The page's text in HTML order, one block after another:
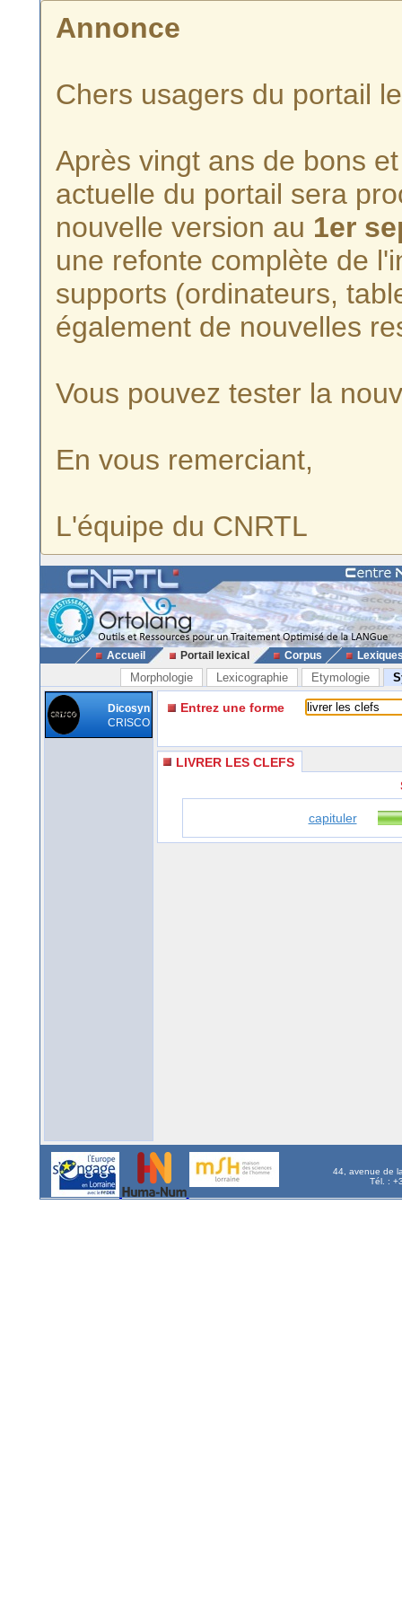
Annonce
Chers usagers du portail
Après vingt ans de bons
actuelle du portail sera
nouvelle version au 1er
une refonte complète de
supports (ordinateurs,
également de nouvelles
Vous pouvez tester la
En vous remerciant,
L'équipe du CNRTL
Accueil Portail lexical Corpus
Morphologie Lexicographie Etymologie
Dicosyn
CRISCO
Entrez une forme
LIVRER LES CLEFS
capituler
44, avenue de
Tél. :